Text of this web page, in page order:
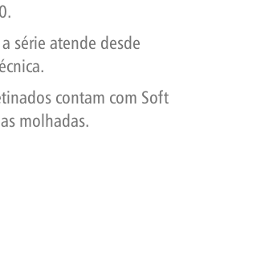
série atende desde
contam com Soft
molhadas.